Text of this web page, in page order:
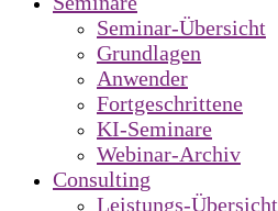
Seminar-Übersicht
Grundlagen
Anwender
Fortgeschrittene
KI-Seminare
Webinar-Archiv
Consulting
Leistungs-Übersicht